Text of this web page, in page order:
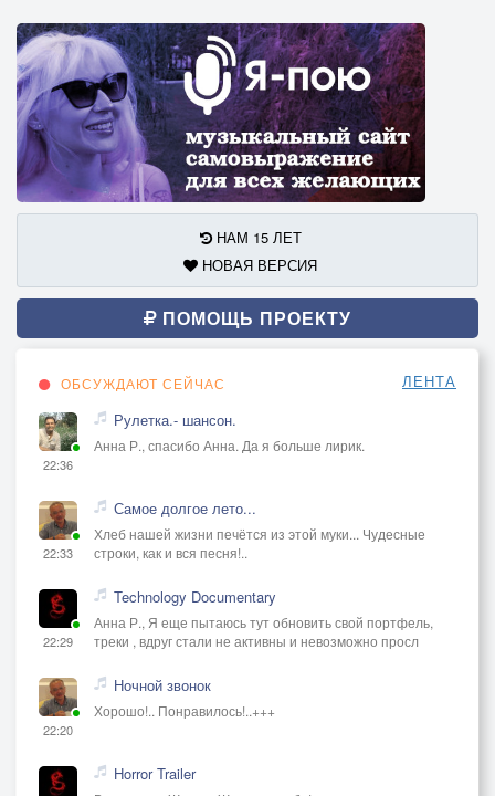
НАМ 15 ЛЕТ
НОВАЯ ВЕРСИЯ
ПОМОЩЬ ПРОЕКТУ
ОБСУЖДАЮТ СЕЙЧАС ЛЕНТА
22:36
Рулетка.- шансон.
Анна Р., спасибо Анна. Да я больше лирик.
22:33
Самое долгое лето...
Хлеб нашей жизни печётся из этой муки... Чудесные
строки, как и вся песня!..
22:29
Technology Documentary
Анна Р., Я еще пытаюсь тут обновить свой портфель,
треки , вдруг стали не активны и невозможно просл
22:20
Ночной звонок
Хорошо!.. Понравилось!..+++
Horror Trailer